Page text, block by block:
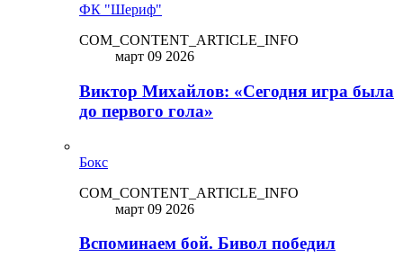
ФК "Шериф"
COM_CONTENT_ARTICLE_INFO
март 09 2026
Виктор Михайлов: «Сегодня игра была
до первого гола»
Бокс
COM_CONTENT_ARTICLE_INFO
март 09 2026
Вспоминаем бой. Бивол победил